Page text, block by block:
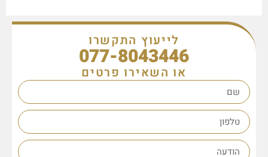
לייעוץ התקשרו
077-8043446
או השאירו פרטים